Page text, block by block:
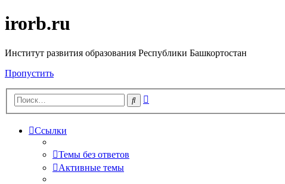
irorb.ru
Институт развития образования Республики Башкортостан
Пропустить
Поиск
Ссылки
Темы без ответов
Активные темы